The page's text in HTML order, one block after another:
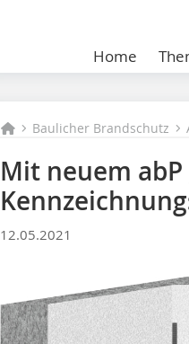
Home
Baulicher Brandschutz
Mit neuem
12.05.2021